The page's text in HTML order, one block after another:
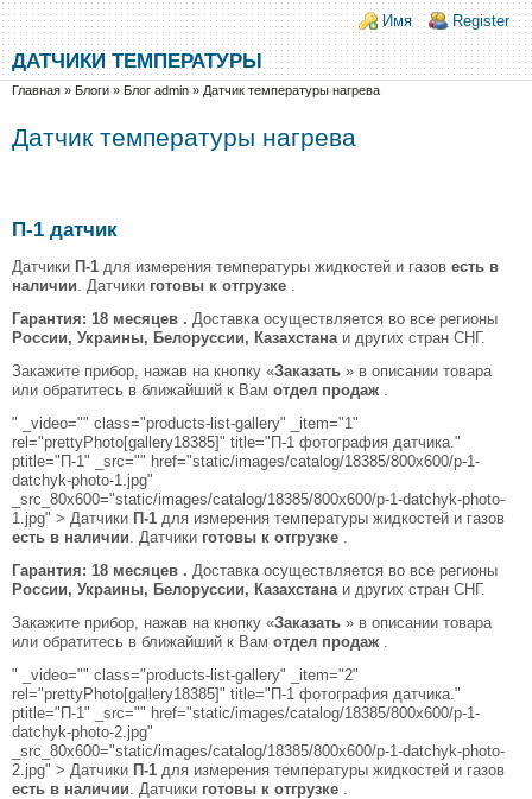
Перейти к основному содержанию
Skip to search
Login links
Имя Register
ДАТЧИКИ ТЕМПЕРАТУРЫ
Вы здесь
Главная » Блоги » Блог admin » Датчик температуры нагрева
Датчик температуры нагрева
П-1 датчик
Датчики П-1 для измерения температуры жидкостей и газов есть в
наличии . Датчики готовы к отгрузке
Гарантия: 18 месяцев . Доставка осуществляется во все регионы
России, Украины, Белоруссии, Казахстана и других стран СНГ.
Закажите прибор, нажав на кнопку «Заказать » в описании товара
или обратитесь в ближайший к Вам отдел продаж
" _video="" class="products-list-gallery" _item="1"
rel="prettyPhoto[gallery18385]" title="П-1 фотография датчика."
ptitle="П-1" _src="" href="static/images/catalog/18385/800x600/p-1-
datchyk-photo-1.jpg"
_src_80x600="static/images/catalog/18385/800x600/p-1-datchyk-photo-
1.jpg" > Датчики П-1 для измерения температуры жидкостей и газов
есть в наличии . Датчики готовы к отгрузке
Гарантия: 18 месяцев . Доставка осуществляется во все регионы
России, Украины, Белоруссии, Казахстана и других стран СНГ.
Закажите прибор, нажав на кнопку «Заказать » в описании товара
или обратитесь в ближайший к Вам отдел продаж
" _video="" class="products-list-gallery" _item="2"
rel="prettyPhoto[gallery18385]" title="П-1 фотография датчика."
ptitle="П-1" _src="" href="static/images/catalog/18385/800x600/p-1-
datchyk-photo-2.jpg"
_src_80x600="static/images/catalog/18385/800x600/p-1-datchyk-photo-
2.jpg" > Датчики П-1 для измерения температуры жидкостей и газов
есть в наличии . Датчики готовы к отгрузке